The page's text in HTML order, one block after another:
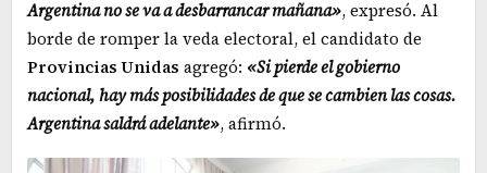
Argentina no se va a desbarrancar mañana», expresó. Al
borde de romper la veda electoral, el candidato de
Provincias Unidas agregó: «Si pierde el gobierno
nacional, hay más posibilidades de que se cambien las cosas.
Argentina saldrá adelante», afirmó.